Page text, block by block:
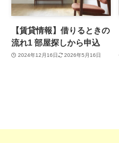
【賃貸情報】借りるときの
流れ1 部屋探しから申込
2024年12月16日 2026年5月16日